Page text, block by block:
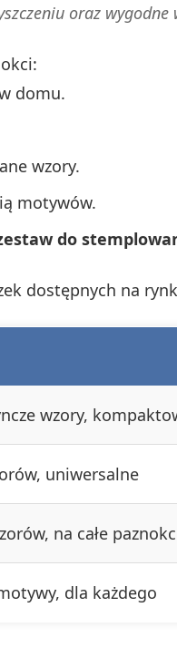
oraz
domu.
wzory.
motywów.
do
dostępnych na
wzory,
uniwersalne
na całe
dla każdego